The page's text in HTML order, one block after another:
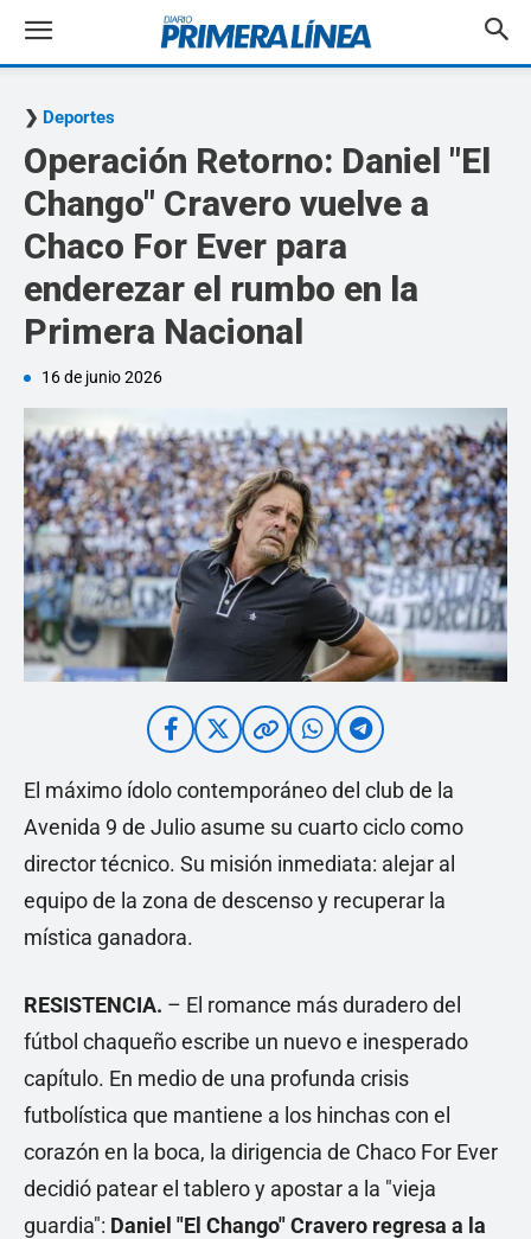
Deportes
Operación Retorno: Daniel "El
Chango" Cravero vuelve a
Chaco For Ever para
enderezar el rumbo en la
Primera Nacional
16 de junio 2026
El máximo ídolo contemporáneo del club de la
Avenida 9 de Julio asume su cuarto ciclo como
director técnico. Su misión inmediata: alejar al
equipo de la zona de descenso y recuperar la
mística ganadora.
RESISTENCIA. – El romance más duradero del
fútbol chaqueño escribe un nuevo e inesperado
capítulo. En medio de una profunda crisis
futbolística que mantiene a los hinchas con el
corazón en la boca, la dirigencia de Chaco For Ever
decidió patear el tablero y apostar a la "vieja
guardia": Daniel "El Chango" Cravero regresa a la